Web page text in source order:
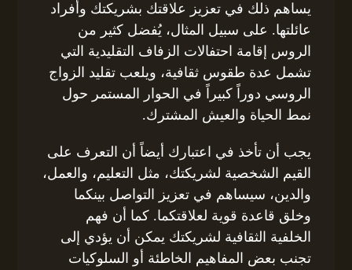
يساهم ذلك في تعزيز علاقتك بشريكتك وأفراد
عائلتها. على سبيل المثال، يُفضل كثير من
الروس إقامة احتفالات الزفاف التقليدية التي
تشمل عدة طقوس ثقافية، ويلعب تقليد الزواج
الروسي دوراً كبيراً في الحوار المستمر حول
نمط الحياة والعيش المشترك.
يجب أن تأخذ في اعتبارك أيضاً أن التعرف على
القيم الشخصية لشريكتك، مثل التعليم، والعمل،
والدين، سيساهم في تعزيز التواصل بينكما
وخلق قاعدة قوية لعلاقتكما. كما أن فهم
الخلفية الثقافية لشريكتك يمكن أن يؤدي إلى
تجنب بعض المفاهيم الخاطئة أو السلوكيات